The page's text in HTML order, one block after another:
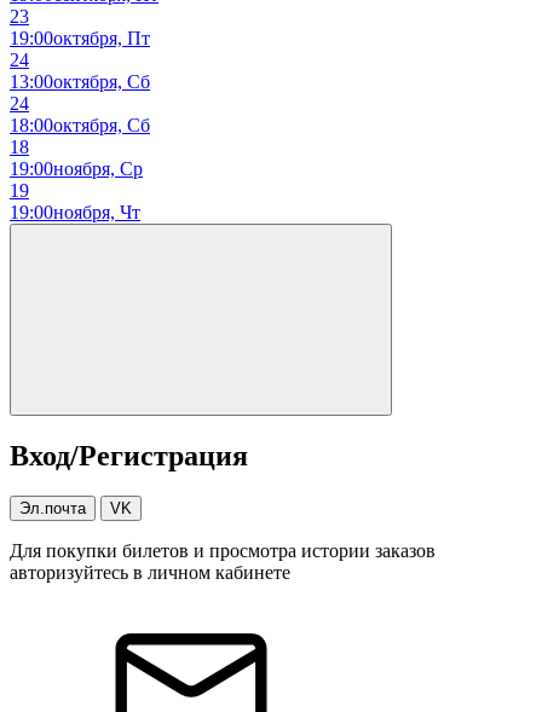
23
19:00октября, Пт
24
13:00октября, Сб
24
18:00октября, Сб
18
19:00ноября, Ср
19
19:00ноября, Чт
Вход/Регистрация
Эл.почта VK
Для покупки билетов и просмотра истории заказов
авторизуйтесь в личном кабинете